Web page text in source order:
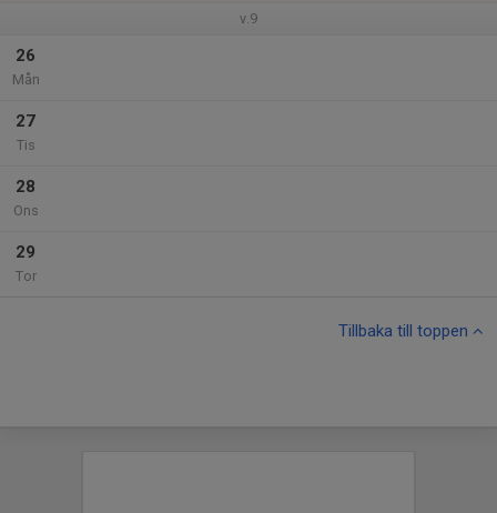
v.9
26
Mån
27
Tis
28
Ons
29
Tor
Tillbaka till toppen